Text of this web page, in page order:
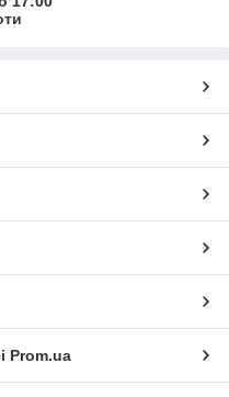
Prom.ua